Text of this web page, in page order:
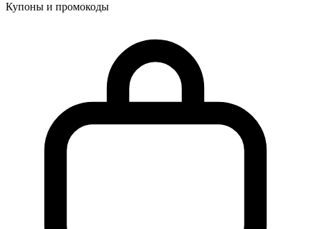
Купоны и промокоды